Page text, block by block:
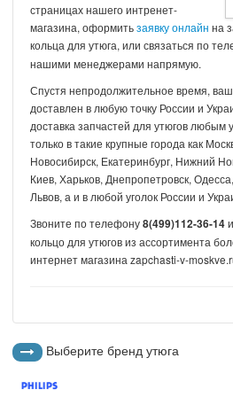
страницах нашего интренет-
магазина, оформитьзаявку онлайн на
кольца для утюга, или связаться по
нашими менеджерами напрямую.
Спустя непродолжительное время,
доставлен в любую точку России и
доставка запчастей для утюгов
только в такие крупные города как
Новосибирск, Екатеринбург, Нижний
Киев, Харьков, Днепропетровск,
Львов, а и в любой уголок России и
Звоните по телефону8(499)112-36-14
кольцо для утюгов из ассортимента
интернет магазина zapchasti-v-
Выберите бренд утюга